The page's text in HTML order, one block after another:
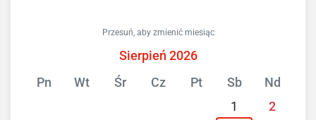
Przesuń, aby zmienić miesiąc
Sierpień 2026
Pn
Wt Śr Cz Pt Sb
Nd
1
2